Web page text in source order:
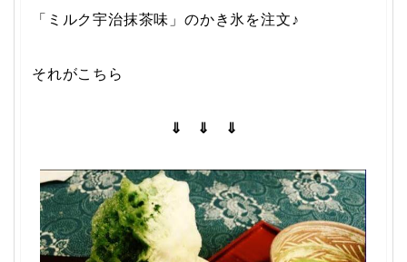
「ミルク宇治抹茶味」のかき氷を注文♪
それがこちら
⇓ ⇓ ⇓